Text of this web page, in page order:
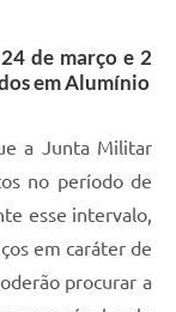
de março e 2
em Alumínio
a Junta Militar
no período de
esse intervalo,
em caráter de
procurar a